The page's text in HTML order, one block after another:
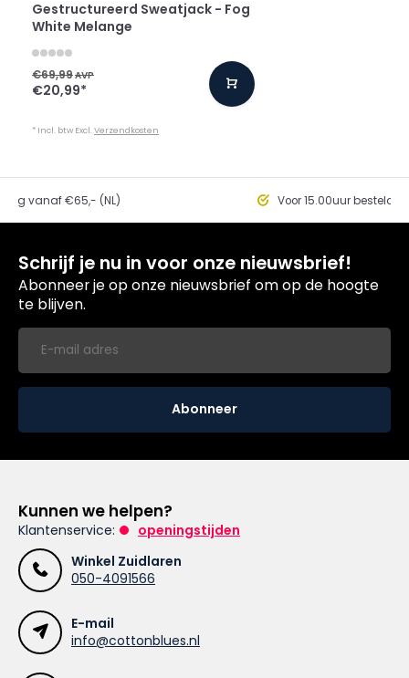
Gestructureerd Sweatjack - Fog
White Melange
€69,99AVP
€20,99*
* Incl. btw Excl.Verzendkosten
vanaf €65,- (NL) Voor 15.00uur besteld,
Schrijf je nu in voor onze nieuwsbrief!
Abonneer je op onze nieuwsbrief om op de hoogte
te blijven.
Abonneer
Kunnen we helpen?
Klantenservice:
openingstijden
Winkel Zuidlaren
050-4091566
E-mail
info@cottonblues.nl